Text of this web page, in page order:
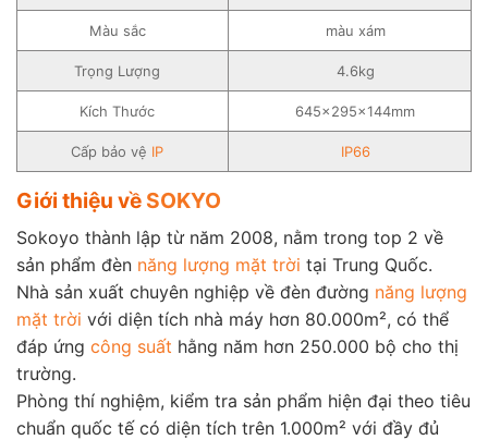
Màu sắc màu xám
Trọng Lượng 4.6kg
Kích Thước 645x295x144mm
Cấp bảo vệ IP IP66
Giới thiệu về SOKYO
Sokoyo thành lập từ năm 2008, nằm trong top 2 về
sản phẩm đèn năng lượng mặt trời tại Trung Quốc.
Nhà sản xuất chuyên nghiệp về đèn đường năng lượng
mặt trời với diện tích nhà máy hơn 80.000m², có thể
đáp ứng công suất hằng năm hơn 250.000 bộ cho thị
trường.
Phòng thí nghiệm, kiểm tra sản phẩm hiện đại theo tiêu
chuẩn quốc tế có diện tích trên 1.000m² với đầy đủ